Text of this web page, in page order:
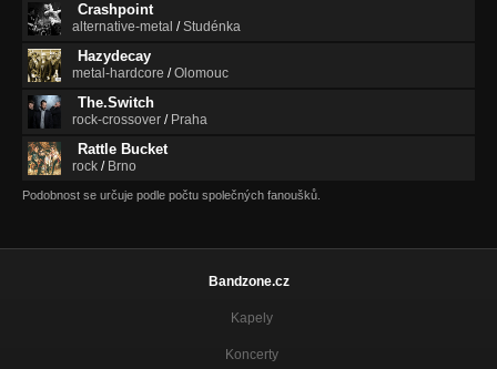
Crashpoint
alternative-metal /Studénka
Hazydecay
metal-hardcore /Olomouc
The.Switch
rock-crossover / Praha
Rattle Bucket
rock / Brno
Podobnost se určuje podle počtu společných fanoušků.
Bandzone.cz
Kapely
Koncerty